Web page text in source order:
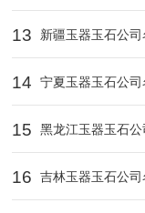
13 新疆玉器玉石公
14 宁夏玉器玉石公司
15 黑龙江玉器玉石
16 吉林玉器玉石公司